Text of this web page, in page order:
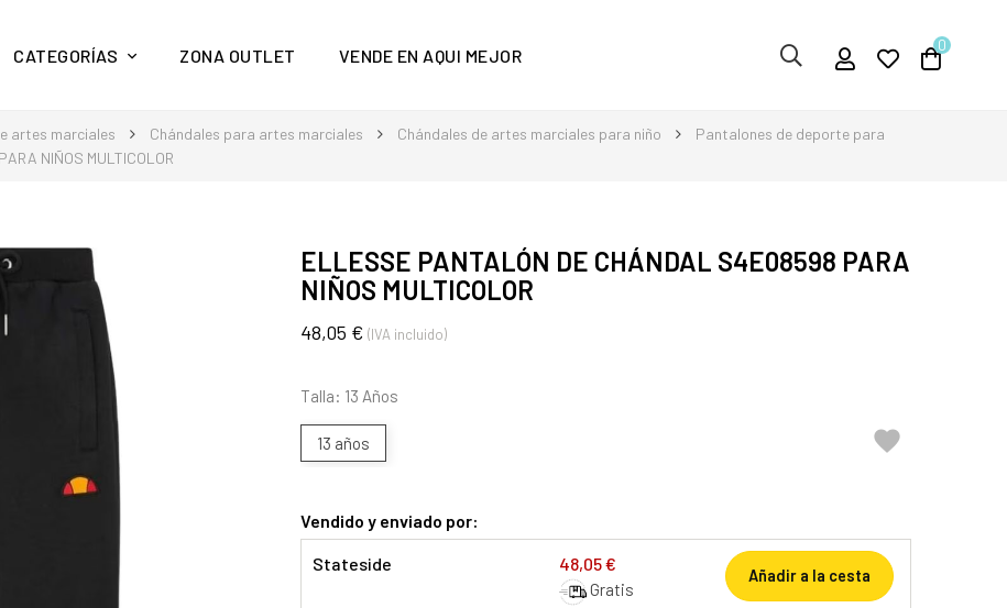
mucho más en Aquí Mejor
CATEGORÍAS ZONA OUTLET VENDE EN AQUI MEJOR 0
artes marciales Chándales para artes marciales Chándales de artes marciales para niño
Pantalones de deporte para
NIÑOS MULTICOLOR
ELLESSE PANTALÓN DE CHÁNDAL S4E08598 PARA
NIÑOS MULTICOLOR
48,05 € (IVA incluido)
Talla: 13 Años
13 años 
Vendido y enviado por:
Stateside 48,05 €
Gratis
Añadir a la cesta